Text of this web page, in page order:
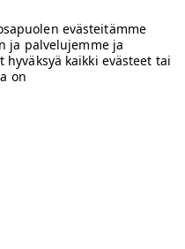
evästeitämme
ja palvelujemme ja
kaikki evästeet tai
on
the brand